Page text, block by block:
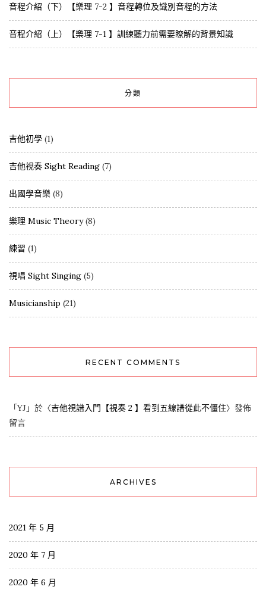
音程介紹（下）【樂理 7-2 】音程轉位及識別音程的方法
音程介紹（上）【樂理 7-1 】訓練聽力前需要瞭解的背景知識
分類
吉他初學 (1)
吉他視奏 Sight Reading (7)
出國學音樂 (8)
樂理 Music Theory(8)
練習 (1)
視唱 Sight Singing (5)
Musicianship (21)
RECENT COMMENTS
「YJ 」於〈吉他視譜入門【視奏 2 】看到五線譜從此不僵住〉發佈
留言
ARCHIVES
2021 年 5 月
2020 年 7 月
2020 年 6 月